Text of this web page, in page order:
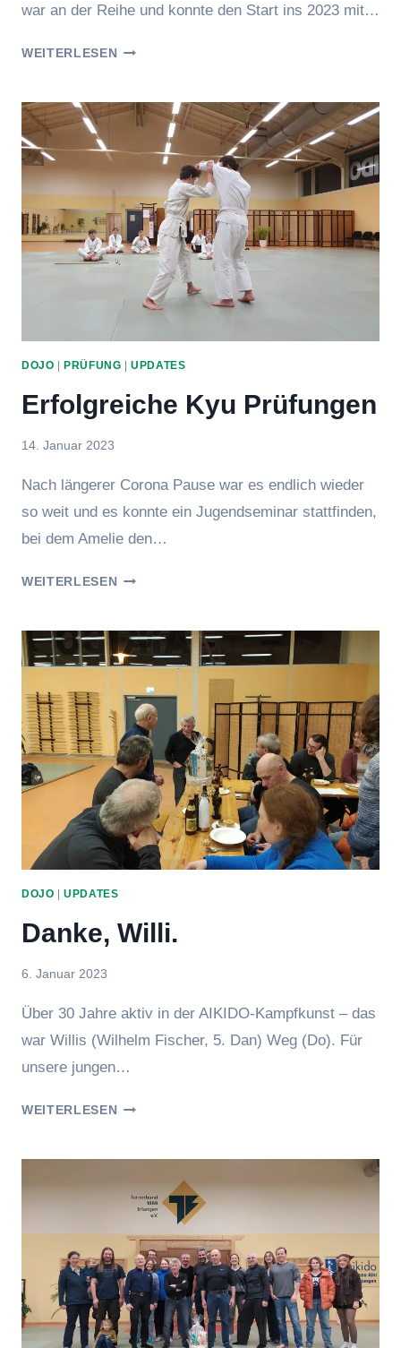
war an der Reihe und konnte den Start ins 2023 mit…
WEITERLESENJUGEND
DOJO |PRÜFUNG |UPDATES
Erfolgreiche Kyu Prüfungen
Von
14. Januar 2023
Nach längerer Corona Pause war es endlich wieder
so weit und es konnte ein Jugendseminar stattfinden,
bei dem Amelie den…
WEITERLESENERFOLGREICHE
DOJO |UPDATES
Danke, Willi.
Von
6. Januar 2023
Über 30 Jahre aktiv in der AIKIDO-Kampfkunst – das
war Willis (Wilhelm Fischer, 5. Dan) Weg (Do). Für
unsere jungen…
WEITERLESENDANKE,